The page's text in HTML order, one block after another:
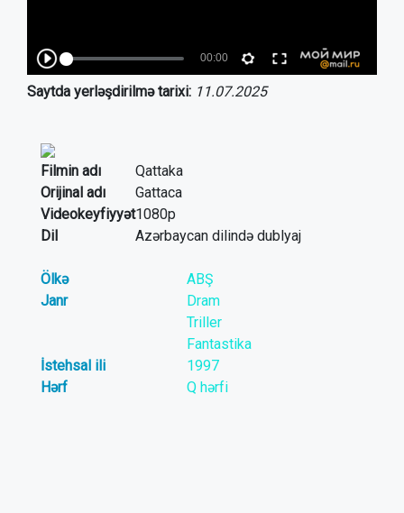
Saytda yerləşdirilmə tarixi: 11.07.2025
Filmin adı
Qattaka
Orijinal adı
Gattaca
Videokeyfiyyət1080p
Dil
Azərbaycan dilində dublyaj
Ölkə
ABŞ
Janr
Dram
Triller
Fantastika
İstehsal ili
1997
Hərf
Q hərfi